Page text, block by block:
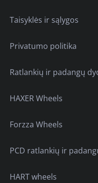
Taisyklės ir sąlygos
Privatumo politika
Ratlankių ir padangų
HAXER Wheels
Forzza Wheels
PCD ratlankių ir
HART wheels